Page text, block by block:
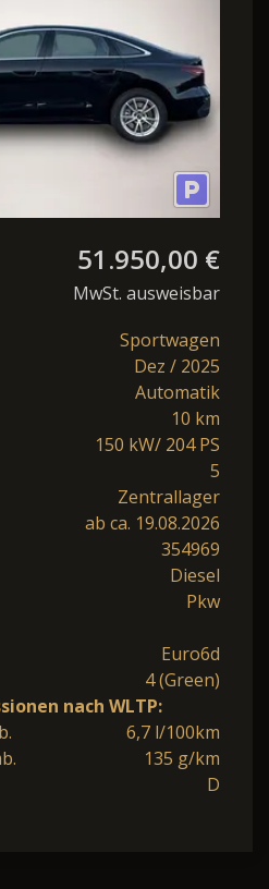
51.950,00 €
MwSt. ausweisbar
Sportwagen
Dez / 2025
Automatik
10 km
150 kW/ 204 PS
5
Zentrallager
ab ca. 19.08.2026
354969
Diesel
Pkw
Euro6d
4 (Green)
nach WLTP:
6,7 l/100km
135 g/km
D